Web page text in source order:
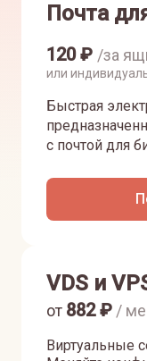
Почта
120₽ /за
или
Быстрая
с почтой для
VDS и
Виртуальные
от 882₽ /